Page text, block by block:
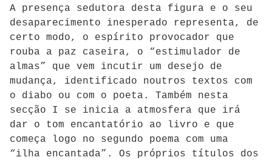
A presença sedutora desta figura e o seu
desaparecimento inesperado representa, de
certo modo, o espírito provocador que
rouba a paz caseira, o “estimulador de
almas” que vem incutir um desejo de
mudança, identificado noutros textos com
o diabo ou com o poeta. Também nesta
secção I se inicia a atmosfera que irá
dar o tom encantatório ao livro e que
começa logo no segundo poema com uma
“ilha encantada”. Os próprios títulos dos